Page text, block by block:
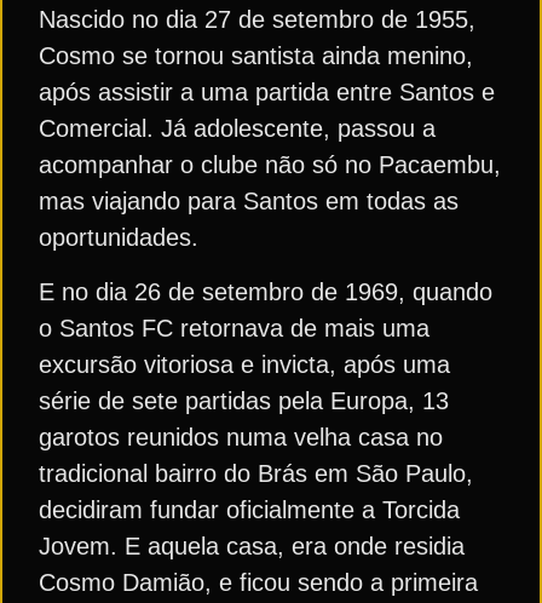
Nascido no dia 27 de setembro de 1955,
Cosmo se tornou santista ainda menino,
após assistir a uma partida entre Santos e
Comercial. Já adolescente, passou a
acompanhar o clube não só no Pacaembu,
mas viajando para Santos em todas as
oportunidades.
E no dia 26 de setembro de 1969, quando
o Santos FC retornava de mais uma
excursão vitoriosa e invicta, após uma
série de sete partidas pela Europa, 13
garotos reunidos numa velha casa no
tradicional bairro do Brás em São Paulo,
decidiram fundar oficialmente a Torcida
Jovem. E aquela casa, era onde residia
Cosmo Damião, e ficou sendo a primeira